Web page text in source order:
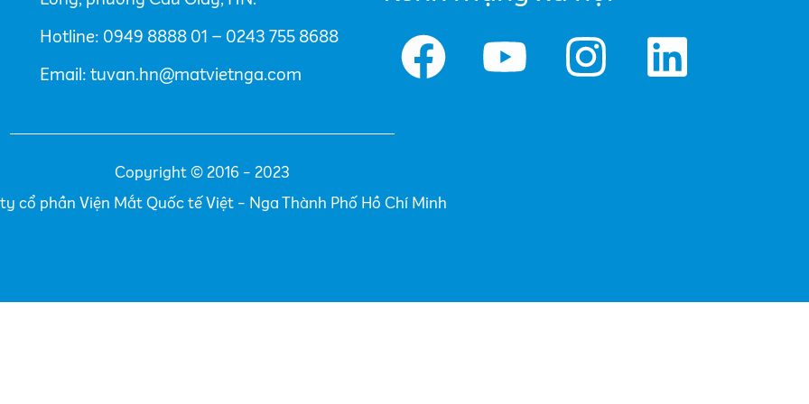
Hotline: 0949 8888 01 – 0243 755 8688
Email: tuvan.hn@matvietnga.com
Copyright © 2016 - 2023
cổ phần Viện Mắt Quốc tế Việt - Nga Thành Phố Hồ Chí Minh